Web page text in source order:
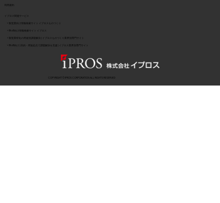
COPYRIGHT © IPROS CORPORATION ALL RIGHTS RESERVED
イプロス関連サービス
> 製造業向け情報検索サイト イプロスものづくり
> BtoB向け | 目的・用途起点で課題解決を支援 | イプロス業界別専門サイト
> BtoB向け情報検索サイト イプロス
> 製造業特化の用途別課題解決 | イプロスものづくり業界別専門サイト